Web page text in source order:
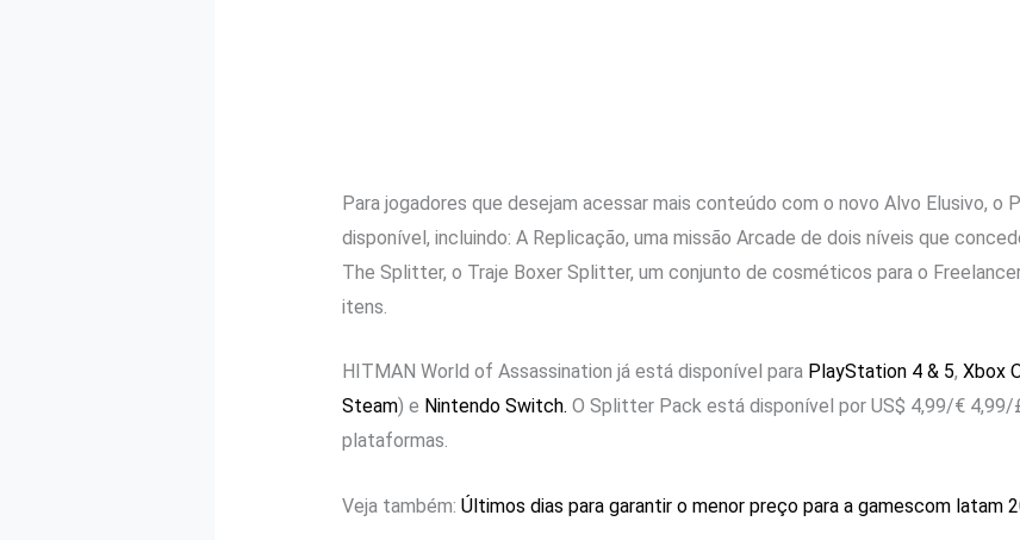
Para jogadores que desejam acessar mais conteúdo com o novo Alvo Elusivo,
disponível, incluindo: A Replicação, uma missão Arcade de dois níveis que
The Splitter, o Traje Boxer Splitter, um conjunto de cosméticos para o
itens.
HITMAN World of Assassination já está disponível para PlayStation 4 & 5, Xbox
Steam) e Nintendo Switch. O Splitter Pack está disponível por US$ 4,99/€ 4,99/
plataformas.
Veja também: Últimos dias para garantir o menor preço para a gamescom latam